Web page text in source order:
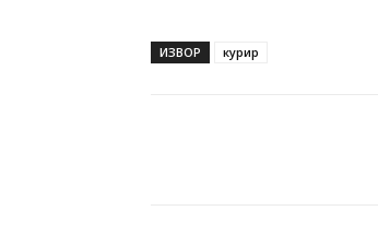
ИЗВОР курир